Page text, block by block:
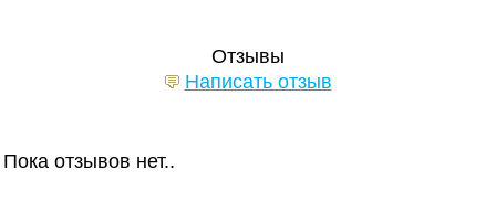
Отзывы
Написать отзыв
Пока отзывов нет..